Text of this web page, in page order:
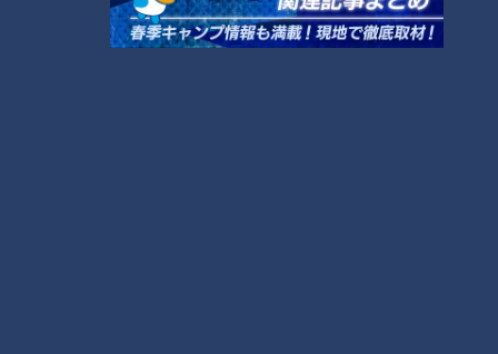
また、自家製ビーツを使ったスパイシーな『ビーツカレー』
(1,440円)や、8種類のフレーバーが楽しめる『マフィン』(450